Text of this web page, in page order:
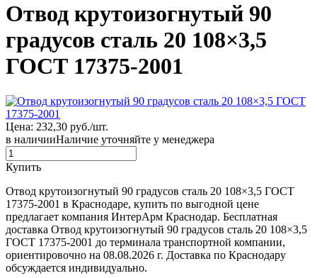
Отвод крутоизогнутый 90
градусов сталь 20 108×3,5
ГОСТ 17375-2001
Цена: 232,30 руб./шт.
в наличииНаличие уточняйте у менеджера
Купить
Отвод крутоизогнутый 90 градусов сталь 20 108×3,5 ГОСТ
17375-2001 в Краснодаре, купить по выгодной цене
предлагает компания ИнтерАрм Краснодар. Бесплатная
доставка Отвод крутоизогнутый 90 градусов сталь 20 108×3,5
ГОСТ 17375-2001 до терминала транспортной компании,
ориентировочно на 08.08.2026 г. Доставка по Краснодару
обсуждается индивидуально.